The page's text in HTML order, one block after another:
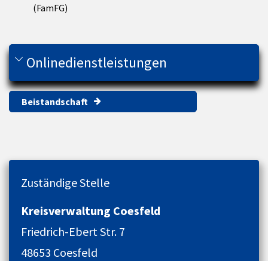
(FamFG)
Onlinedienstleistungen
Beistandschaft
Zuständige Stelle
Kreisverwaltung Coesfeld
Friedrich-Ebert Str. 7
48653 Coesfeld